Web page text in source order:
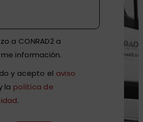
a CONRAD2 a
información.
y acepto el aviso
la política de
.